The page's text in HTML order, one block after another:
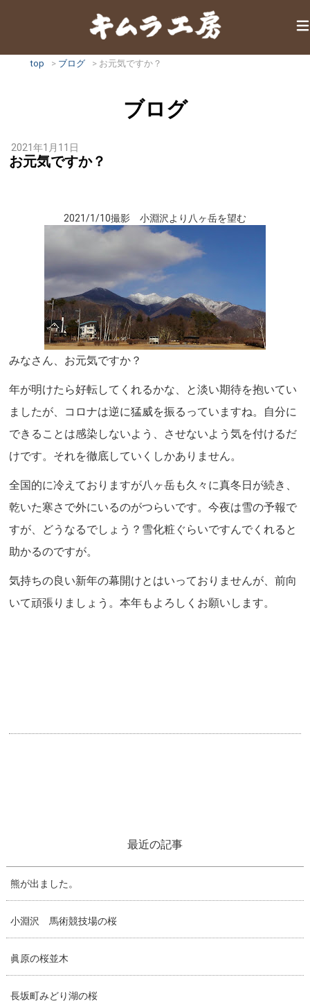
top ブログ お元気ですか？
ブログ
2021年1月11日
お元気ですか？
2021/1/10撮影 小淵沢より八ヶ岳を望む
みなさん、お元気ですか？
年が明けたら好転してくれるかな、と淡い期待を抱いてい
ましたが、コロナは逆に猛威を振るっていますね。自分に
できることは感染しないよう、させないよう気を付けるだ
けです。それを徹底していくしかありません。
全国的に冷えておりますが八ヶ岳も久々に真冬日が続き、
乾いた寒さで外にいるのがつらいです。今夜は雪の予報で
すが、どうなるでしょう？雪化粧ぐらいですんでくれると
助かるのですが。
気持ちの良い新年の幕開けとはいっておりませんが、前向
いて頑張りましょう。本年もよろしくお願いします。
最近の記事
熊が出ました。
小淵沢 馬術競技場の桜
眞原の桜並木
長坂町みどり湖の桜